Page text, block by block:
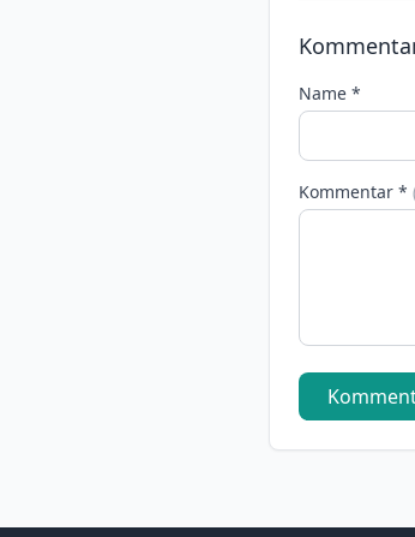
Name *
Kommentar *